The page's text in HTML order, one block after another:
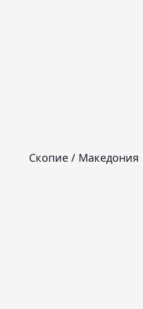
Скопие / Македония